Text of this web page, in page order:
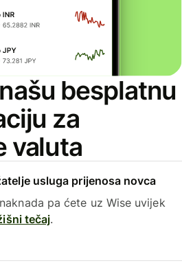
besplatnu
za
valuta
usluga prijenosa novca
pa ćete uz Wise uvijek
tečaj.